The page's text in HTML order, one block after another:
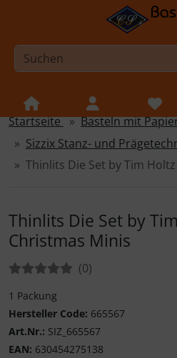
Sprungnavigation
Springe zur Navigation
Springe zum Inhalt
Springe zu den allgemeinen
Startseite
Basteln mit
Sizzix Stanz- und
Thinlits Die Set by Tim
Thinlits Die Set by
Christmas Minis
Bewertungen:(0Bewertungen
)
1 Packung
Hersteller Code: 665567
Art.Nr.: SIZ_665567
EAN: 630454275138